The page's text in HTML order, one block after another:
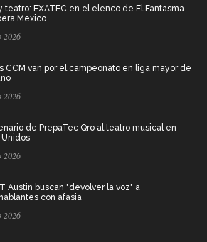
teatro: EXATEC en el elenco de El Fantasma
Mexico
2026
CCM van por el campeonato en liga mayor de
2026
de PrepaTec Qro al teatro musical en
Unidos
2026
Austin buscan "devolver la voz" a
con afasia
2026